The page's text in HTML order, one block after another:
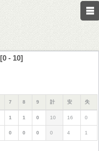
- 10]
7 8 9 計 安 失
1 1 0 10 16 0
0 0 0 0 4 1